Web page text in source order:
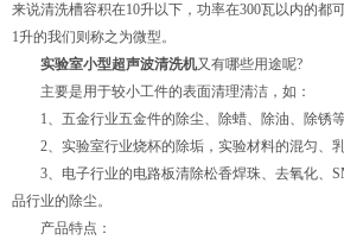
来说清洗槽容积在10升以下，功率在300瓦以内的都
1升的我们则称之为微型。
实验室小型超声波清洗机又有哪些用途呢?
主要是用于较小工件的表面清理清洁，如：
1、五金行业五金件的除尘、除蜡、除油、除锈
2、实验室行业烧杯的除垢，实验材料的混匀、
3、电子行业的电路板清除松香焊珠、去氧化、
品行业的除尘。
产品特点：